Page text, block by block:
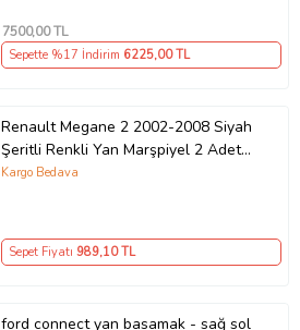
7500,00 TL
Sepette %17 İndirim 6225,00 TL
Renault Megane 2 2002-2008 Siyah
Şeritli Renkli Yan Marşpiyel 2 Adet
Piona Black
Kargo Bedava
Sepet Fiyatı 989,10 TL
ford connect yan basamak - sağ sol